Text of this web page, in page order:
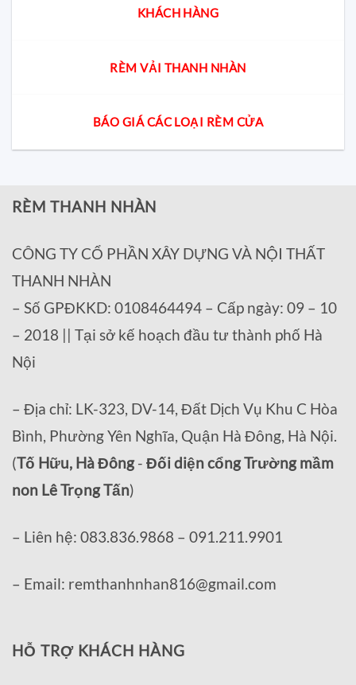
KHÁCH HÀNG
RÈM VẢI THANH NHÀN
BÁO GIÁ CÁC LOẠI RÈM CỬA
RÈM THANH NHÀN
CÔNG TY CỔ PHẦN XÂY DỰNG VÀ NỘI THẤT
THANH NHÀN
– Số GPĐKKD: 0108464494 – Cấp ngày: 09 – 10
– 2018 || Tại sở kế hoạch đầu tư thành phố Hà
Nội
– Địa chỉ: LK-323, DV-14, Đất Dịch Vụ Khu C Hòa
Bình, Phường Yên Nghĩa, Quận Hà Đông, Hà Nội.
(Tố Hữu, Hà Đông- Đối diện cổng Trường mầm
non Lê Trọng Tấn)
– Liên hệ: 083.836.9868 – 091.211.9901
– Email: remthanhnhan816@gmail.com
HỖ TRỢ KHÁCH HÀNG